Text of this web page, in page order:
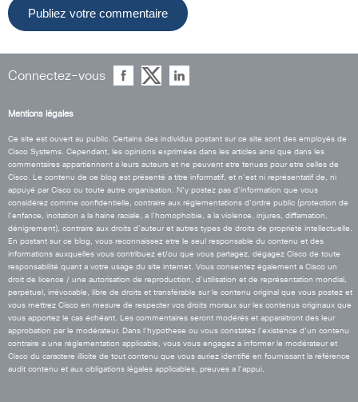
Connectez-vous
Mentions légales
Ce site est ouvert au public. Certains des individus postant sur ce site sont des employés de
Cisco Systems. Cependant, les opinions exprimées dans les articles ainsi que dans les
commentaires appartiennent a leurs auteurs et ne peuvent etre tenues pour etre celles de
Cisco. Le contenu de ce blog est présenté a titre informatif, et n’est ni représentatif de, ni
appuyé par Cisco ou toute autre organisation. N’y postez pas d’information que vous
considérez comme confidentielle, contraire aux réglementations d’ordre public (protection de
l’enfance, incitation a la haine raciale, a l’homophobie, a la violence, injures, diffamation,
dénigrement), contraire aux droits d’auteur et autres types de droits de propriété intellectuelle.
En postant sur ce blog, vous reconnaissez etre le seul responsable du contenu et des
informations auxquelles vous contribuez et/ou que vous partagez, dégagez Cisco de toute
responsabilité quant a votre usage du site internet. Vous consentez également a Cisco un
droit de licence / une autorisation de reproduction, d’utilisation et de représentation mondial,
perpétuel, irrévocable, libre de droits et transférable sur le contenu original que vous postez et
vous mettrez Cisco en mesure de respecter vos droits moraux sur les contenus originaux que
vous apportez le cas échéant. Les commentaires seront modérés et apparaitront des leur
approbation par le modérateur. Dans l’hypothese ou vous constatez l’existence d’un contenu
contraire a une réglementation applicable, vous vous engagez a informer le modérateur et
Cisco du caractere illicite de tout contenu que vous auriez identifié en fournissant la référence
audit contenu et aux obligations légales applicables, preuves a l’appui.